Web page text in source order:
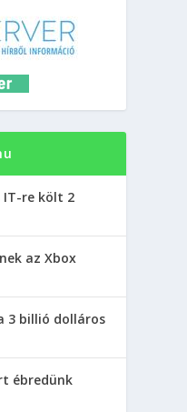
IT-re költ 2
az Xbox
3 billió dolláros
ébredünk